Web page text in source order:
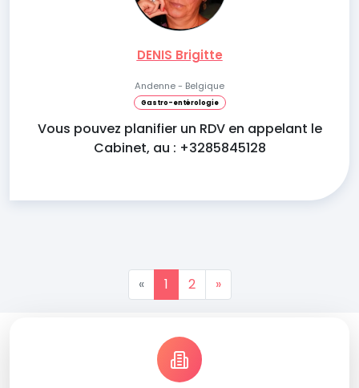
DENIS Brigitte
Andenne - Belgique
Gastro-entérologie
Vous pouvez planifier un RDV en appelant le
Cabinet, au : +3285845128
« 1 2 »